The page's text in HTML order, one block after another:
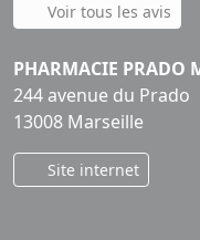
Voir tous les avis
PHARMACIE PRADO
244 avenue du Prado
13008 Marseille
Site internet